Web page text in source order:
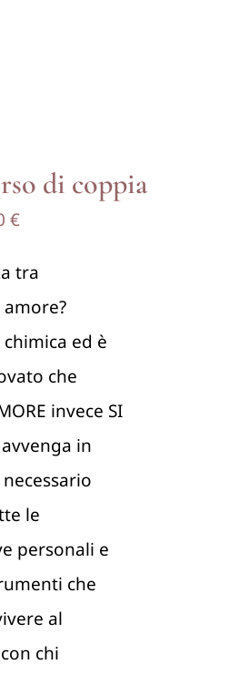
di coppia
€
tra
ed è
che
invece SI
in
le
personali e
che
al
chi